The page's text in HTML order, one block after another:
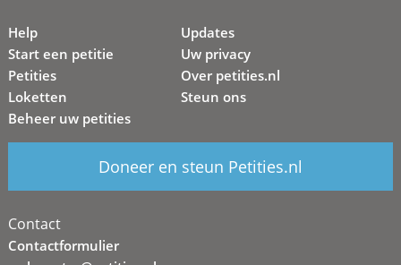
Help
Start een petitie
Petities
Loketten
Beheer uw petities
Updates
Uw privacy
Over petities.nl
Steun ons
Doneer en steun Petities.nl
Contact
Contactformulier